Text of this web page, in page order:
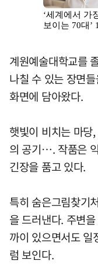
계원예술대학교를
나칠 수 있는 장면
화면에 담아왔다.
햇빛이 비치는 마당
의 공기…. 작품은
긴장을 품고 있다.
특히 숨은그림찾기
을 드러낸다. 주변
까이 있으면서도 일
럼 보인다.